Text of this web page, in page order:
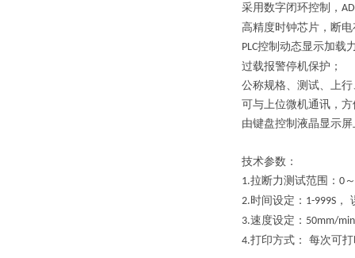
采用数字闭环控制， AD
高精度时钟芯片，断
PLC控制动态显示加载
过载报警停机保护；
公称规格、测试、上
可与上位微机通讯，
由键盘控制液晶显示
技术参数 ：
1.拉断力测试范围： 0 ～
2.时间设定： 1-999S ，
3.速度设定： 50mm/
4.打印方式： 每次可